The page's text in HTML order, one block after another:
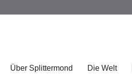
Über Splittermond Die Welt